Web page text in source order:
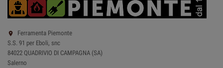

Ferramenta Piemonte
S.S. 91 per Eboli, snc
84022 QUADRIVIO DI CAMPAGNA (SA)
Salerno